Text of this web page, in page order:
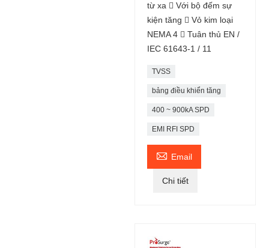
từ xa  Với bộ đếm sự
kiện tăng  Vỏ kim loại
NEMA 4  Tuân thủ EN /
IEC 61643-1 / 11
TVSS
bảng điều khiển tăng
400 ~ 900kA SPD
EMI RFI SPD
 Email
Chi tiết